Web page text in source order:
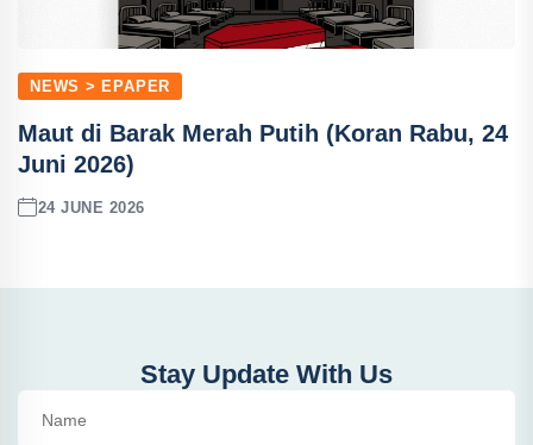
NEWS > EPAPER
Maut di Barak Merah Putih (Koran Rabu, 24
Juni 2026)
24 JUNE 2026
Stay Update With Us